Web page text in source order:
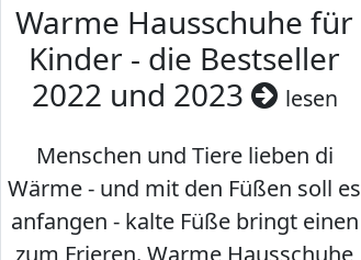
Warme Hausschuhe für
Kinder - die Bestseller
2022 und 2023
lesen
Menschen und Tiere lieben di
Wärme - und mit den Füßen soll es
anfangen - kalte Füße bringt einen
zum Frieren. Warme Hausschuhe